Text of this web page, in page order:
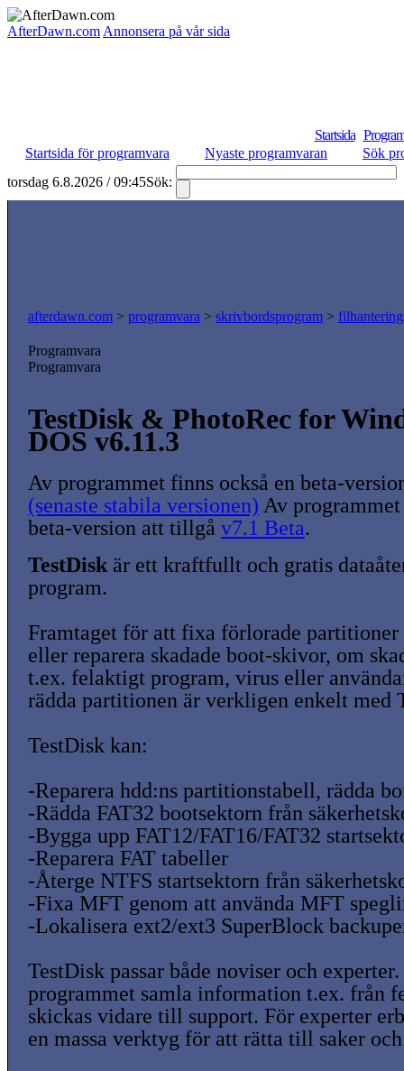
AfterDawn.com Annonsera på vår sida
Startsida
Startsida för programvara
Nyaste programvaran
Sök
torsdag 6.8.2026 / 09:45Sök:
afterdawn.com > programvara > skrivbordsprogram >
Programvara
Programvara
TestDisk & PhotoRec for
DOS v6.11.3
Av programmet finns också en beta-
(senaste stabila versionen) Av
beta-version att tillgå v7.1 Beta.
TestDiskär ett kraftfullt och gratis
program.
Framtaget för att fixa förlorade partitioner
eller reparera skadade boot-skivor, om
t.ex. felaktigt program, virus eller
rädda partitionen är verkligen enkelt med
TestDisk kan:
-Reparera hdd:ns partitionstabell, rädda
-Rädda FAT32 bootsektorn från
-Bygga upp FAT12/FAT16/FAT32
-Reparera FAT tabeller
-Återge NTFS startsektorn från
-Fixa MFT genom att använda MFT
-Lokalisera ext2/ext3 SuperBlock
TestDisk passar både noviser och
programmet samla information t.ex. från
skickas vidare till support. För experter
en massa verktyg för att rätta till saker